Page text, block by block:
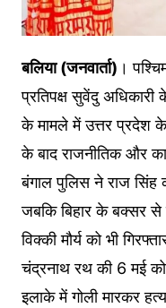
बलिया (जनवार्ता) ।
प्रतिपक्ष सुवेंदु
के मामले में उत्तर प्रदेश के
के बाद राजनीतिक और
बंगाल पुलिस ने राज सिंह
जबकि बिहार के बक्सर से
विक्की मौर्य को भी
चंद्रनाथ रथ की 6 मई
इलाके में गोली मारकर